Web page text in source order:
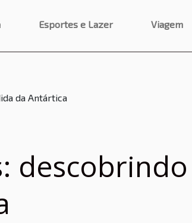
Esportes e Lazer Viagem
da Antártica